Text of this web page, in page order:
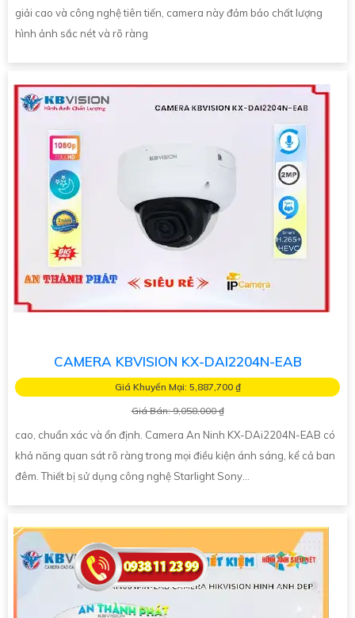
giải cao và công nghệ tiên tiến, camera này đảm bảo chất lượng
hình ảnh sắc nét và rõ ràng
CAMERA KBVISION KX-DAI2204N-EAB
Giá Khuyến Mại: 5,887,700 ₫
Giá Bán: 9,058,000 ₫
cao, chuẩn xác và ổn định. Camera An Ninh KX-DAi2204N-EAB có
khả năng quan sát rõ ràng trong mọi điều kiện ánh sáng, kể cả ban
đêm. Thiết bị sử dụng công nghệ Starlight Sony...